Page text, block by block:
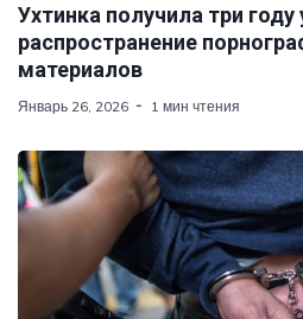
Ухтинка получила три году
распространение
материалов
Январь 26, 2026 1 мин чтения